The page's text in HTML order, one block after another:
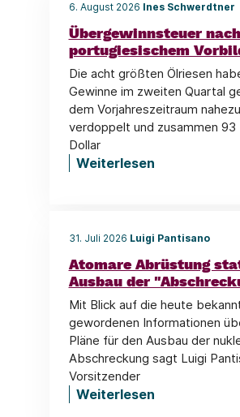
6. August 2026 Ines Schwerdtner
Übergewinnsteuer nach
portugiesischem
Die acht größten Ölriesen
Gewinne im zweiten Quartal
dem Vorjahreszeitraum nahezu
verdoppelt und zusammen 93
Dollar
Weiterlesen
31. Juli 2026 Luigi Pantisano
Atomare Abrüstung
Ausbau der
Mit Blick auf die heute
gewordenen Informationen
Pläne für den Ausbau der
Abschreckung sagt Luigi
Vorsitzender
Weiterlesen